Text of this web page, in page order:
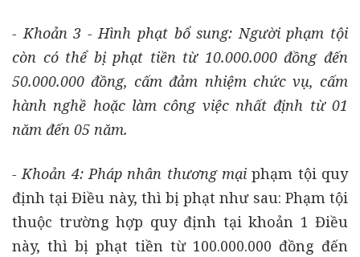
- Khoản 3 - Hình phạt bổ sung: Người phạm tội
còn có thể bị phạt tiền từ 10.000.000 đồng đến
50.000.000 đồng, cấm đảm nhiệm chức vụ, cấm
hành nghề hoặc làm công việc nhất định từ 01
năm đến 05 năm.
- Khoản 4: Pháp nhân thương mạiphạm tội quy
định tại Điều này, thì bị phạt như sau: Phạm tội
thuộc trường hợp quy định tại khoản 1 Điều
này, thì bị phạt tiền từ 100.000.000 đồng đến